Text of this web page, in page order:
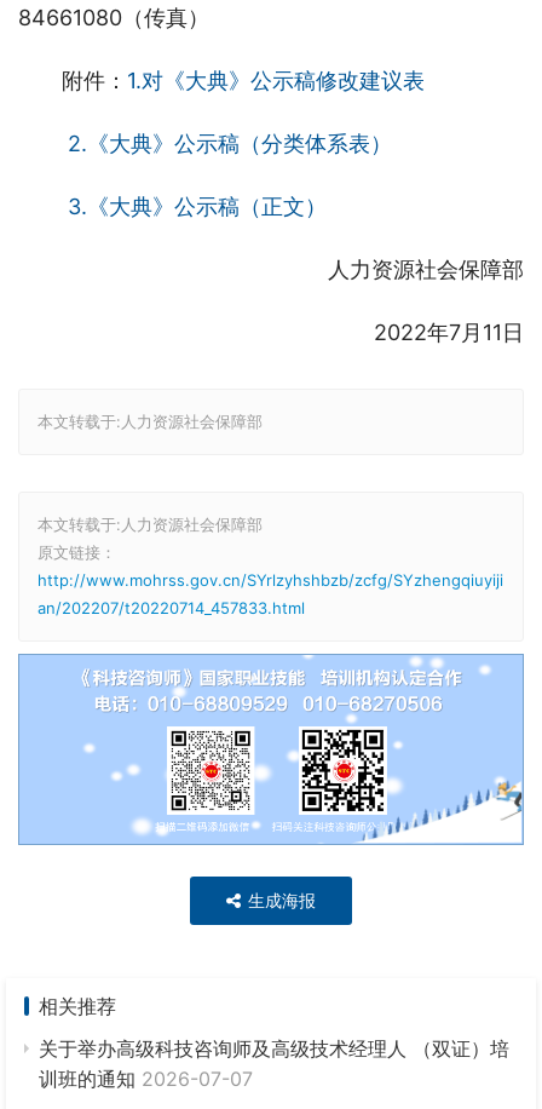
84661080（传真）
附件： 1.对《大典》公示稿修改建议表
2.《大典》公示稿（分类体系表）
3.《大典》公示稿（正文）
人力资源社会保障部
2022年7月11日
本文转载于:人力资源社会保障部
本文转载于:人力资源社会保障部
原文链接：
http://www.mohrss.gov.cn/SYrlzyhshbzb/zcfg/SYzhengqiuyiji
an/202207/t20220714_457833.html
生成海报
相关推荐
关于举办高级科技咨询师及高级技术经理人 （双证）培
训班的通知 2026-07-07